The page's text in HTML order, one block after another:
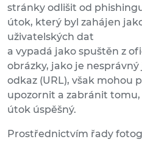
stránky odlišit od
útok, který byl zahájen
uživatelských dat
a vypadá jako spuštěn z
obrázky, jako je
odkaz (URL), však mohou
upozornit a zabránit
útok úspěšný.
Prostřednictvím řady